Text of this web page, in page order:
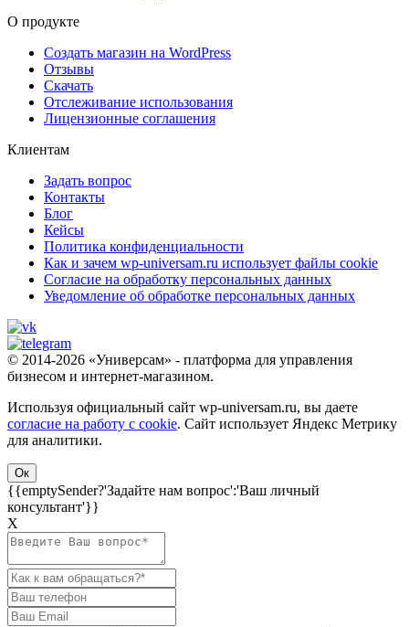
О продукте
Создать магазин на WordPress
Отзывы
Скачать
Отслеживание использования
Лицензионные соглашения
Клиентам
Задать вопрос
Контакты
Блог
Кейсы
Политика конфиденциальности
Как и зачем wp-universam.ru использует файлы cookie
Согласие на обработку персональных данных
Уведомление об обработке персональных данных
© 2014-2026 «Универсам» - платформа для управления
бизнесом и интернет-магазином.
Используя официальный сайт wp-universam.ru, вы даете
согласие на работу с cookie. Сайт использует Яндекс Метрику
для аналитики.
Ок
{{emptySender?'Задайте нам вопрос':'Ваш личный
консультант'}}
Х